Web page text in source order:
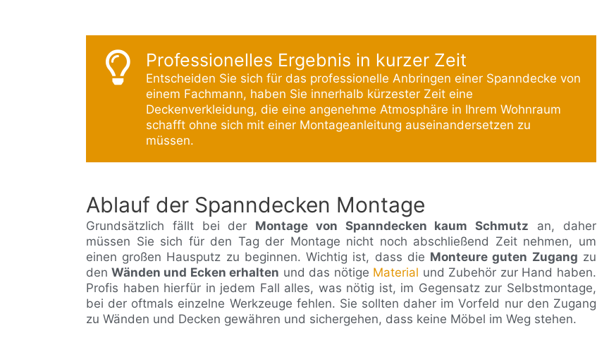
Professionelles Ergebnis in kurzer Zeit
Entscheiden Sie sich für das professionelle Anbringen einer Spanndecke von
einem Fachmann, haben Sie innerhalb kürzester Zeit eine
Deckenverkleidung, die eine angenehme Atmosphäre in Ihrem Wohnraum
schafft ohne sich mit einer Montageanleitung auseinandersetzen zu
müssen.
Ablauf der Spanndecken Montage
Grundsätzlich fällt bei der Montage von Spanndecken kaum Schmutz an, daher
müssen Sie sich für den Tag der Montage nicht noch abschließend Zeit nehmen, um
einen großen Hausputz zu beginnen. Wichtig ist, dass die Monteure guten Zugang zu
den Wänden und Ecken erhalten und das nötige Material und Zubehör zur Hand haben.
Profis haben hierfür in jedem Fall alles, was nötig ist, im Gegensatz zur Selbstmontage,
bei der oftmals einzelne Werkzeuge fehlen. Sie sollten daher im Vorfeld nur den Zugang
zu Wänden und Decken gewähren und sichergehen, dass keine Möbel im Weg stehen.